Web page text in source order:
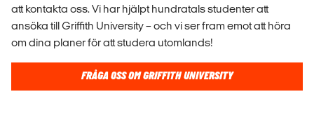
att kontakta oss. Vi har hjälpt hundratals studenter att
ansöka till Griffith University – och vi ser fram emot att höra
om dina planer för att studera utomlands!
FRÅGA OSS OM GRIFFITH UNIVERSITY